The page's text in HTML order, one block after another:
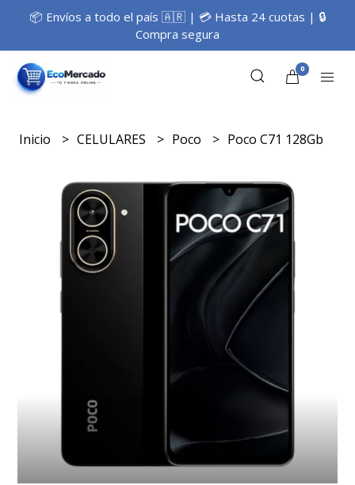
📦 Envíos a todo el país 🇦🇷 | 💳 Hasta 24 cuotas | 🔒
Compra segura
0
Inicio CELULARES Poco Poco C71 128Gb